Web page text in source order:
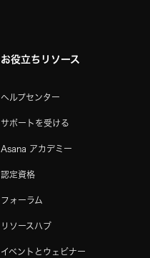
お役立ちリソース
ヘルプセンター
サポートを受ける
Asana アカデミー
認定資格
フォーラム
リソースハブ
イベントとウェビナー